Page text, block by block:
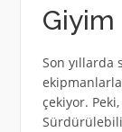
Giyim
Son yıllarda
çekiyor.